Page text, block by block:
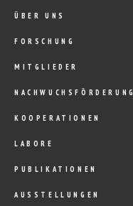
ÜBER UNS
FORSCHUNG
MITGLIEDER
NACHWUCHSFÖRDERUNG
KOOPERATIONEN
LABORE
PUBLIKATIONEN
AUSSTELLUNGEN